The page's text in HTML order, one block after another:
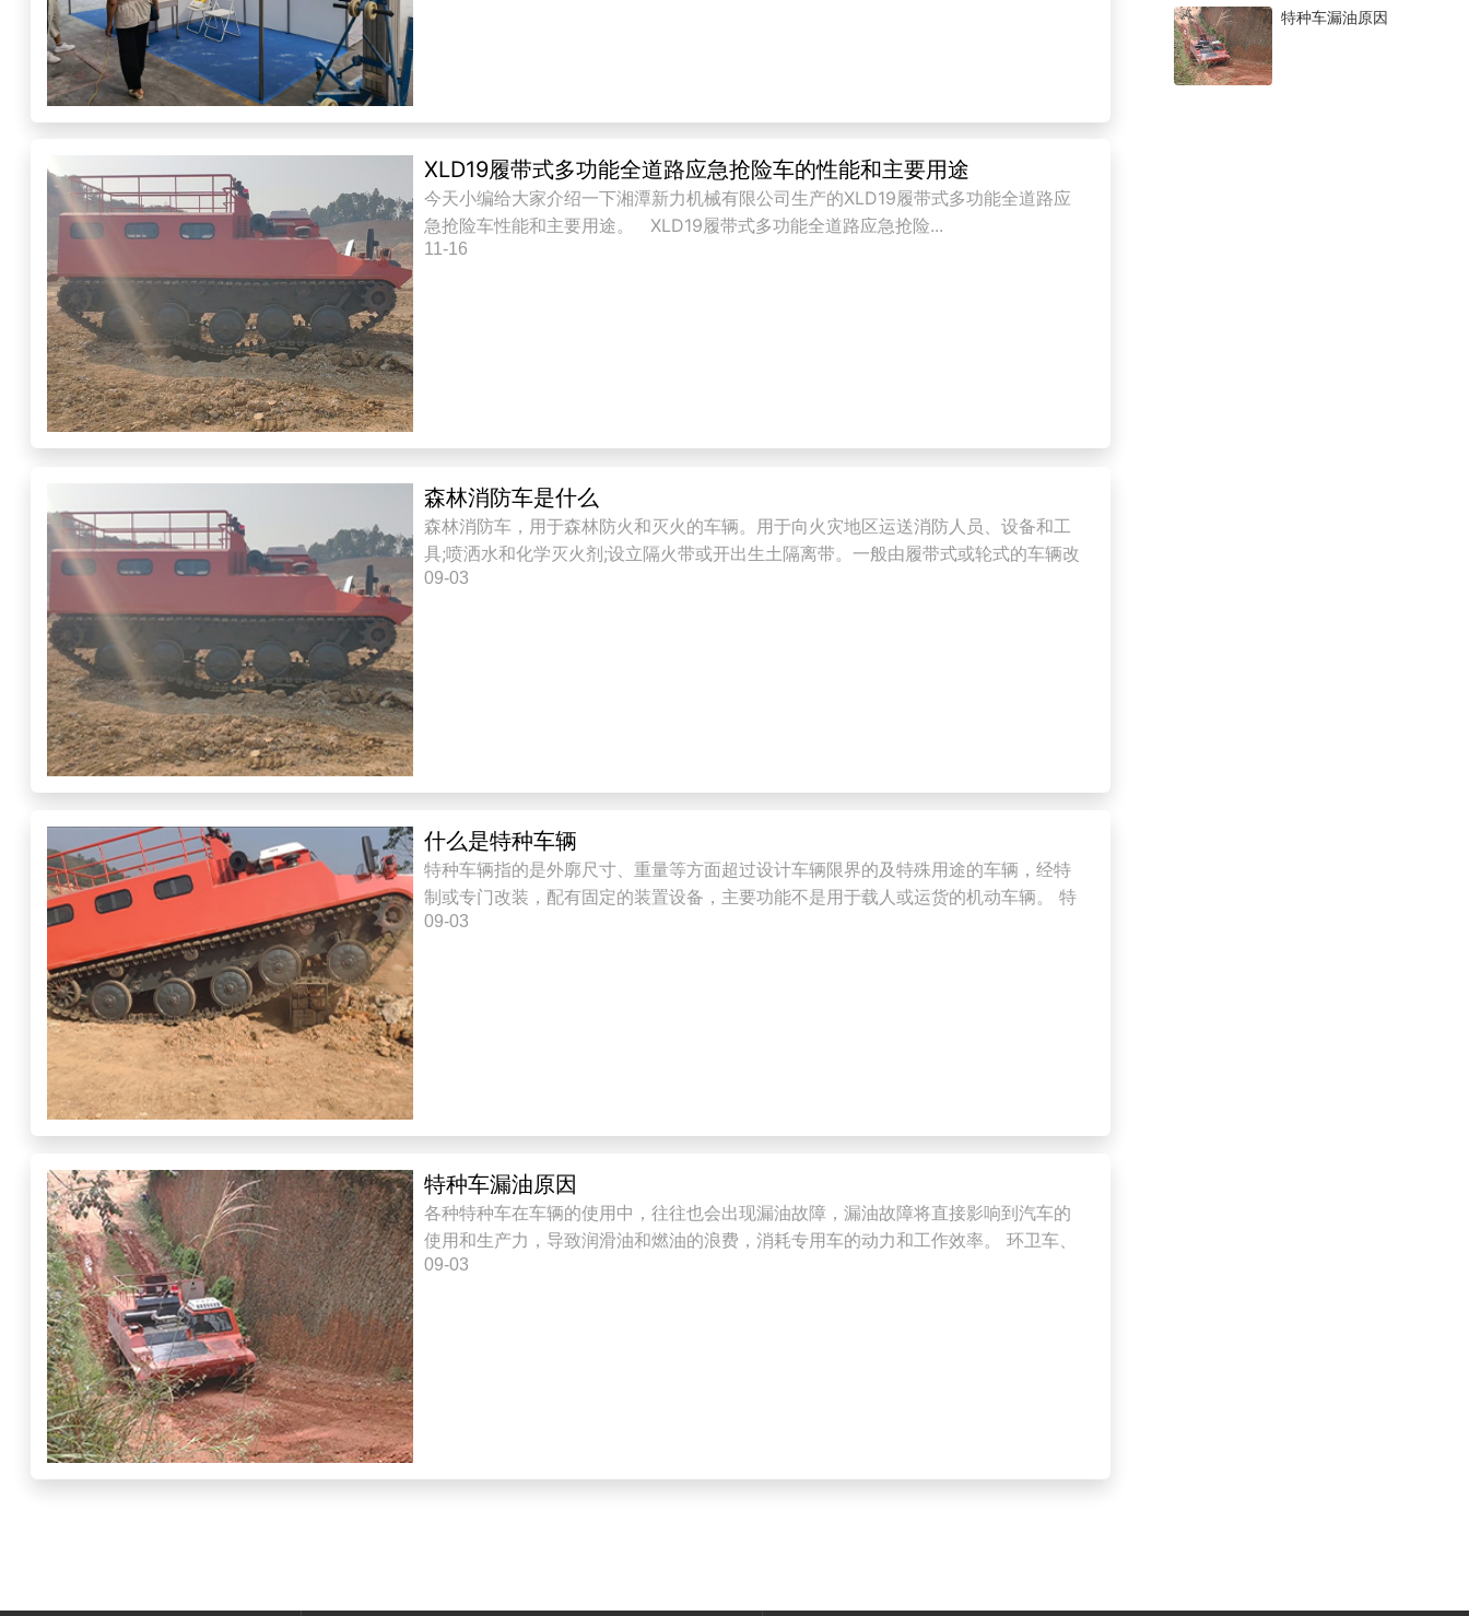
特种车漏油原因
XLD19履带式多功能全道路应急抢险车的性能和主要用途
今天小编给大家介绍一下湘潭新力机械有限公司生产的XLD19履带式多功能全道路应
急抢险车性能和主要用途。 XLD19履带式多功能全道路应急抢险...
11-16
森林消防车是什么
森林消防车，用于森林防火和灭火的车辆。用于向火灾地区运送消防人员、设备和工
具;喷洒水和化学灭火剂;设立隔火带或开出生土隔离带。一般由履带式或轮式的车辆改
装而成。...
09-03
什么是特种车辆
特种车辆指的是外廓尺寸、重量等方面超过设计车辆限界的及特殊用途的车辆，经特
制或专门改装，配有固定的装置设备，主要功能不是用于载人或运货的机动车辆。 特
种车一般都...
09-03
特种车漏油原因
各种特种车在车辆的使用中，往往也会出现漏油故障，漏油故障将直接影响到汽车的
使用和生产力，导致润滑油和燃油的浪费，消耗专用车的动力和工作效率。 环卫车、
工程车、厢...
09-03